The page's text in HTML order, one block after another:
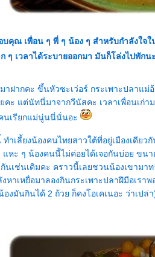
คุณ เพื่อน ๆ พี่ ๆ น้อง ๆ สำหรับกำลังใจ
ๆ เวลาได้ระบายออกมา มันก็โล่งไปพัก
าฝากคะ ขึ้นหัวซะเว่อร์ กระเพาะปลาแ
ยคะ แต่นัทนี่มาจากวีนัสคะ เวลาเพื่อนเก่
นเรียกแม่นู่นนี่นั่นอะ
ทำเลี้ยงน้องคนไทยสาวใต้ที่อยู่เมืองเดี
หะ ๆ น้องคนนี้ไม่ค่อยได้เจอกันบ่อย ขน
นเช่นเดิมคะ คราวนี้เลยชวนน้องเขาม
งหาเหยื่อมาลองกินกระเพาะปลาฝีมือเ
งมันกินได้ 2 ถ้วย ก็คงโอเคเนอะ ว่าเปล่า